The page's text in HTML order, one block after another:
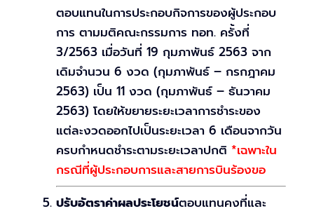
ตอบแทนในการประกอบกิจการของผู้ประกอบ
การ ตามมติคณะกรรมการ ทอท. ครั้งที่
3/2563 เมื่อวันที่ 19 กุมภาพันธ์ 2563 จาก
เดิมจำนวน 6 งวด (กุมภาพันธ์ – กรกฎาคม
2563) เป็น 11 งวด (กุมภาพันธ์ – ธันวาคม
2563) โดยให้ขยายระยะเวลาการชำระของ
แต่ละงวดออกไปเป็นระยะเวลา 6 เดือนจากวัน
ครบกำหนดชำระตามระยะเวลาปกติ *เฉพาะใน
กรณีที่ผู้ประกอบการและสายการบินร้องขอ
ปรับอัตราค่าผลประโยชน์ตอบแทนคงที่และ